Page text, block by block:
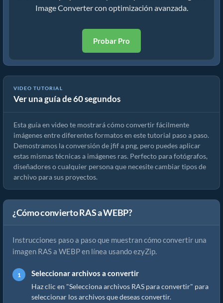
Image Converter con optimización avanzada.
Probar Pro
VIDEO TUTORIAL
Ver una guía de 60 segundos
Cómo convertir el formato de imagen en línea
Esta guía en video te mostrará cómo convertir fácilmente
imágenes entre diferentes formatos en este tutorial paso a paso.
Demostramos la conversión de jfif a png, pero puedes aplicar
estas mismas técnicas a imágenes ras. Perfecto para fotógrafos,
diseñadores o cualquier persona que necesite cambiar tipos de
archivo para sus proyectos.
¿Cómo convierto RAS a WEBP?
Instrucciones paso a paso que muestran cómo convertir una
imagen RAS a WEBP en línea usando ezyZip.
Seleccionar archivos a convertir
Haz clic en "Selecciona archivos RAS para convertir" para
seleccionar los archivos que deseas convertir.